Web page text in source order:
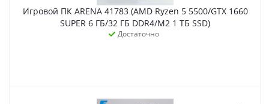
Игровой ПК ARENA 41783 (AMD Ryzen 5 5500/GTX 1660
SUPER 6 ГБ/32 ГБ DDR4/M2 1 ТБ SSD)
Достаточно